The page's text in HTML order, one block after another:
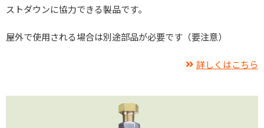
ストダウンに協力できる製品です。
屋外で使用される場合は別途部品が必要です（要注意）
詳しくはこちら